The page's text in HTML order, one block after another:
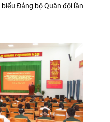
Đảng bộ Quân đội lần